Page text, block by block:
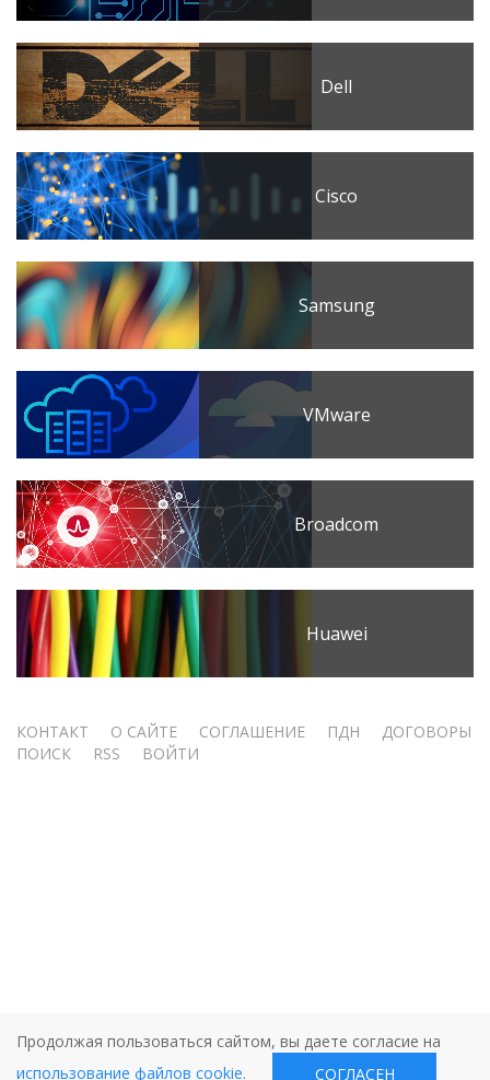
Dell
Cisco
Samsung
VMware
Broadcom
Huawei
Меню
КОНТАКТ О САЙТЕ СОГЛАШЕНИЕ ПДН
ДОГОВОРЫ
ПОИСК
RSS ВОЙТИ
Продолжая пользоваться сайтом, вы даете согласие на
использование файлов cookie. СОГЛАСЕН